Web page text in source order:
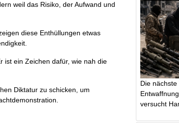
weil das Risiko, der Aufwand und
diese Enthüllungen etwas
ist ein Zeichen dafür, wie nah die
Diktatur zu schicken, um
Die
versucht